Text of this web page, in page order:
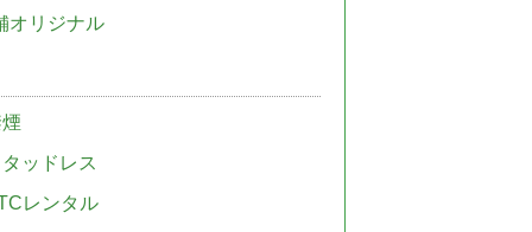
オリジナル
ッドレス
レンタル